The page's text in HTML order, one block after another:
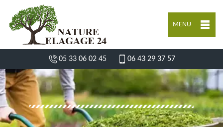
MENU
05 33 06 02 45 06 43 29 37 57